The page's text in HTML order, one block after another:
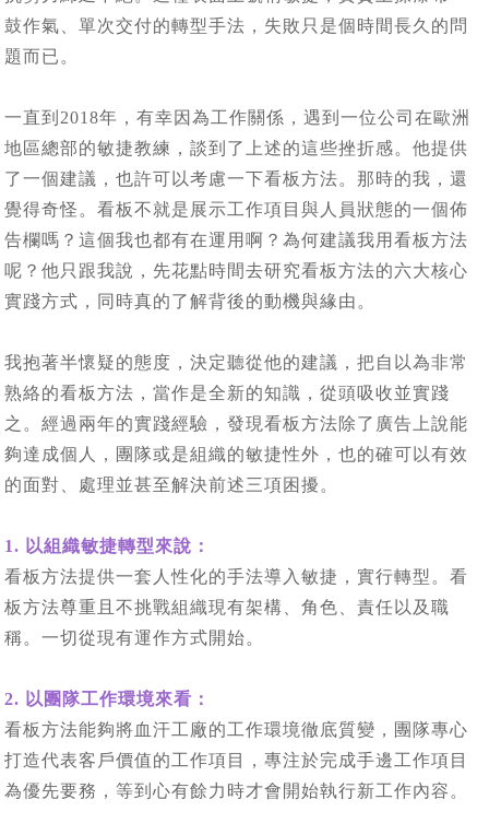
鼓作氣、單次交付的轉型手法，失敗只是個時間長久的問
題而已。
一直到2018年，有幸因為工作關係，遇到一位公司在歐洲
地區總部的敏捷教練，談到了上述的這些挫折感。他提供
了一個建議，也許可以考慮一下看板方法。那時的我，還
覺得奇怪。看板不就是展示工作項目與人員狀態的一個佈
告欄嗎？這個我也都有在運用啊？為何建議我用看板方法
呢？他只跟我說，先花點時間去研究看板方法的六大核心
實踐方式，同時真的了解背後的動機與緣由。
我抱著半懷疑的態度，決定聽從他的建議，把自以為非常
熟絡的看板方法，當作是全新的知識，從頭吸收並實踐
之。經過兩年的實踐經驗，發現看板方法除了廣告上說能
夠達成個人，團隊或是組織的敏捷性外，也的確可以有效
的面對、處理並甚至解決前述三項困擾。
1. 以組織敏捷轉型來說：
看板方法提供一套人性化的手法導入敏捷，實行轉型。看
板方法尊重且不挑戰組織現有架構、角色、責任以及職
稱。一切從現有運作方式開始。
2. 以團隊工作環境來看：
看板方法能夠將血汗工廠的工作環境徹底質變，團隊專心
打造代表客戶價值的工作項目，專注於完成手邊工作項目
為優先要務，等到心有餘力時才會開始執行新工作內容。